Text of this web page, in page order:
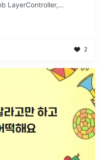
LayerController,
2